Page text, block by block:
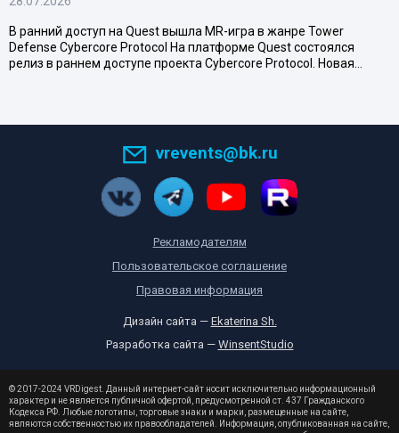
В ранний доступ на Quest вышла MR-игра в жанре Tower
Defense Cybercore Protocol На платформе Quest состоялся
релиз в раннем доступе проекта Cybercore Protocol. Новая…
vrevents@bk.ru
Рекламодателям
Пользовательское соглашение
Правовая информация
Дизайн сайта — Ekaterina Sh.
Разработка сайта — WinsentStudio
© 2017-2024 VRDigest. Данный интернет-сайт носит исключительно информационный
характер и не является публичной офертой, предусмотренной ст. 437 Гражданского
Кодекса РФ. Любые логотипы, торговые знаки и марки, размещенные на сайте,
являются собственностью их правообладателей. Информация, опубликованная на сайте,